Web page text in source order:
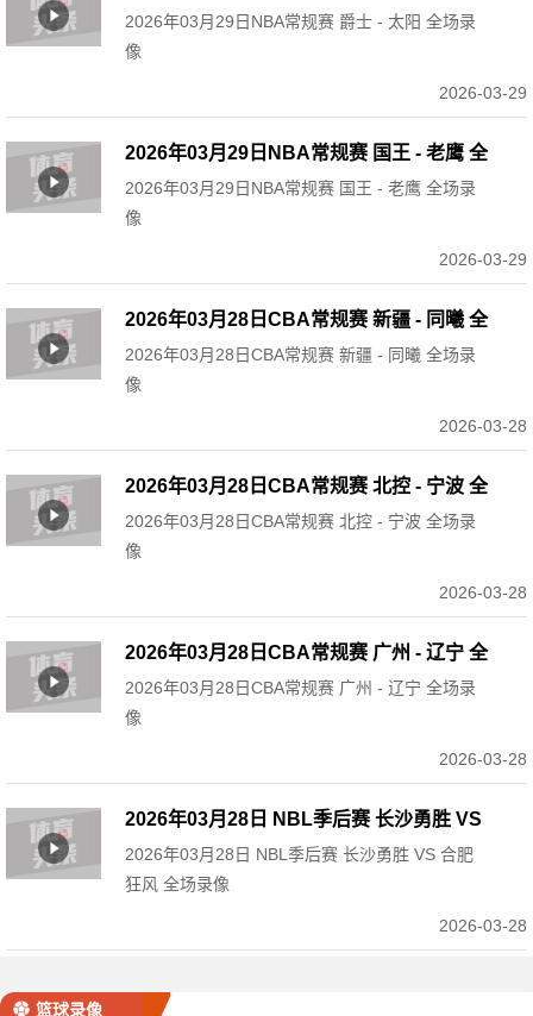
场录像
2026年03月29日NBA常规赛 爵士 - 太阳 全场录
像
2026-03-29
2026年03月29日NBA常规赛 国王 - 老鹰 全
场录像
2026年03月29日NBA常规赛 国王 - 老鹰 全场录
像
2026-03-29
2026年03月28日CBA常规赛 新疆 - 同曦 全
场录像
2026年03月28日CBA常规赛 新疆 - 同曦 全场录
像
2026-03-28
2026年03月28日CBA常规赛 北控 - 宁波 全
场录像
2026年03月28日CBA常规赛 北控 - 宁波 全场录
像
2026-03-28
2026年03月28日CBA常规赛 广州 - 辽宁 全
场录像
2026年03月28日CBA常规赛 广州 - 辽宁 全场录
像
2026-03-28
2026年03月28日 NBL季后赛 长沙勇胜 VS
合肥狂风 全场录像
2026年03月28日 NBL季后赛 长沙勇胜 VS 合肥
狂风 全场录像
2026-03-28
篮球录像